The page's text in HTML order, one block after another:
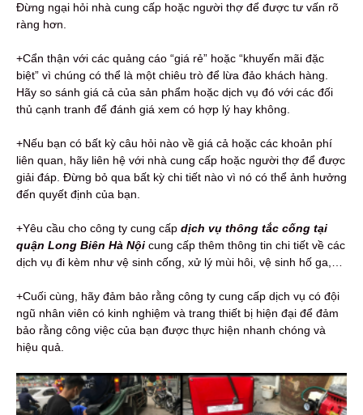
Đừng ngại hỏi nhà cung cấp hoặc người thợ để được tư vấn rõ
ràng hơn.
+Cẩn thận với các quảng cáo “giá rẻ” hoặc “khuyến mãi đặc
biệt” vì chúng có thể là một chiêu trò để lừa đảo khách hàng.
Hãy so sánh giá cả của sản phẩm hoặc dịch vụ đó với các đối
thủ cạnh tranh để đánh giá xem có hợp lý hay không.
+Nếu bạn có bất kỳ câu hỏi nào về giá cả hoặc các khoản phí
liên quan, hãy liên hệ với nhà cung cấp hoặc người thợ để được
giải đáp. Đừng bỏ qua bất kỳ chi tiết nào vì nó có thể ảnh hưởng
đến quyết định của bạn.
+Yêu cầu cho công ty cung cấp dịch vụ thông tắc cống tại
quận Long Biên Hà Nội cung cấp thêm thông tin chi tiết về các
dịch vụ đi kèm như vệ sinh cống, xử lý mùi hôi, vệ sinh hố ga,…
+Cuối cùng, hãy đảm bảo rằng công ty cung cấp dịch vụ có đội
ngũ nhân viên có kinh nghiệm và trang thiết bị hiện đại để đảm
bảo rằng công việc của bạn được thực hiện nhanh chóng và
hiệu quả.